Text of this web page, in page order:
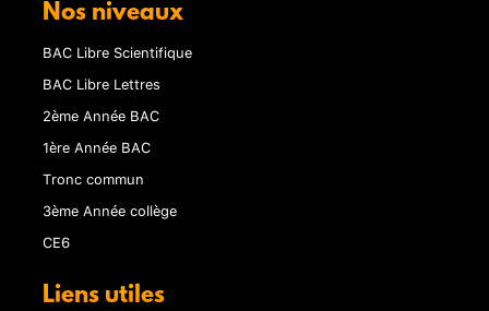
Nos niveaux
BAC Libre Scientifique
BAC Libre Lettres
2ème Année BAC
1ère Année BAC
Tronc commun
3ème Année collège
CE6
Liens utiles